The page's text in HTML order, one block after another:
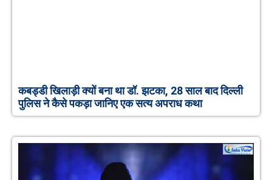
कबड्डी खिलाड़ी क्यों बना था डॉ. झटका, 28 साल बाद दिल्ली
पुलिस ने कैसे पकड़ा जानिए एक सत्य अपराध कथा